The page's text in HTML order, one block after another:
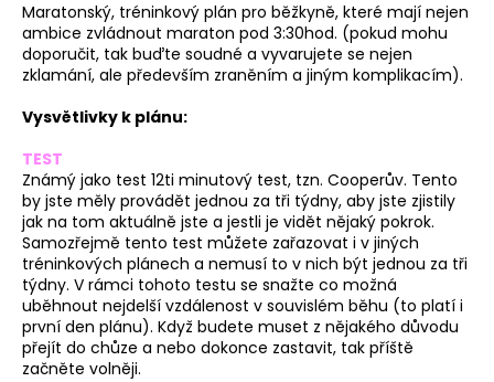
Maratonský, tréninkový plán pro běžkyně, které mají nejen
ambice zvládnout maraton pod 3:30hod. (pokud mohu
doporučit, tak buďte soudné a vyvarujete se nejen
zklamání, ale především zraněním a jiným komplikacím).
Vysvětlivky k plánu:
TEST
Známý jako test 12ti minutový test, tzn. Cooperův. Tento
by jste měly provádět jednou za tři týdny, aby jste zjistily
jak na tom aktuálně jste a jestli je vidět nějaký pokrok.
Samozřejmě tento test můžete zařazovat i v jiných
tréninkových plánech a nemusí to v nich být jednou za tři
týdny. V rámci tohoto testu se snažte co možná
uběhnout nejdelší vzdálenost v souvislém běhu (to platí i
první den plánu). Když budete muset z nějakého důvodu
přejít do chůze a nebo dokonce zastavit, tak příště
začněte volněji.